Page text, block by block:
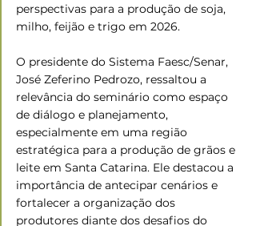
perspectivas para a produção de soja,
milho, feijão e trigo em 2026.
O presidente do Sistema Faesc/Senar,
José Zeferino Pedrozo, ressaltou a
relevância do seminário como espaço
de diálogo e planejamento,
especialmente em uma região
estratégica para a produção de grãos e
leite em Santa Catarina. Ele destacou a
importância de antecipar cenários e
fortalecer a organização dos
produtores diante dos desafios do